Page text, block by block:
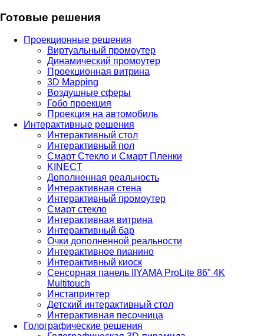
Готовые решения
Проекционные решения
Виртуальный промоутер
Динамический промоутер
Проекционная витрина
3D Mapping
Воздушные сферы
Гобо проекция
Проекция на автомобиль
Интерактивные решения
Интерактивный стол
Интерактивный пол
Смарт Стекло и Смарт Пленки
KINECT
Дополненная реальность
Интерактивная стена
Интерактивный промоутер
Смарт стекло
Интерактивная витрина
Интерактивный бар
Очки дополненной реальности
Интерактивное пианино
Интерактивный киоск
Сенсорная панель IIYAMA ProLite 86" 4K
Multitouch
Инстапринтер
Детский интерактивный стол
Интерактивная песочница
Голографические решения